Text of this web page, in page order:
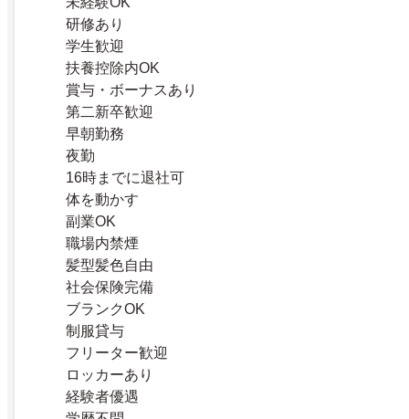
研修あり
学生歓迎
扶養控除内OK
賞与・ボーナスあり
第二新卒歓迎
早朝勤務
夜勤
16時までに退社可
体を動かす
副業OK
職場内禁煙
髪型髪色自由
社会保険完備
ブランクOK
制服貸与
フリーター歓迎
ロッカーあり
経験者優遇